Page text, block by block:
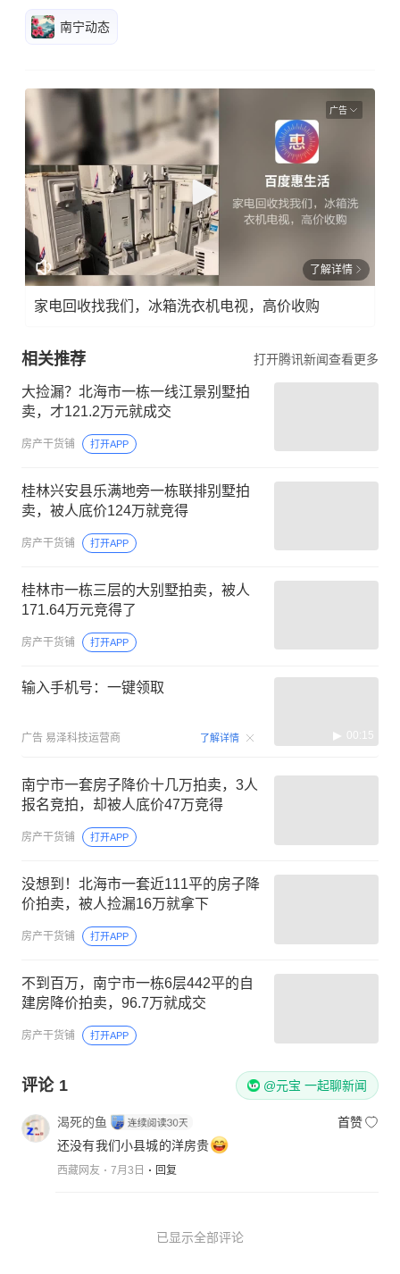
南宁动态
广告
了解详情
家电回收找我们，冰箱洗衣机电视，高价收购
相关推荐 打开腾讯新闻查看更多
大捡漏？北海市一栋一线江景别墅拍
卖，才121.2万元就成交
房产干货铺 打开APP
桂林兴安县乐满地旁一栋联排别墅拍
卖，被人底价124万就竞得
房产干货铺 打开APP
桂林市一栋三层的大别墅拍卖，被人
171.64万元竞得了
房产干货铺 打开APP
输入手机号：一键领取
广告 易泽科技运营商 了解详情 00:15
南宁市一套房子降价十几万拍卖，3人
报名竞拍，却被人底价47万竞得
房产干货铺 打开APP
没想到！北海市一套近111平的房子降
价拍卖，被人捡漏16万就拿下
房产干货铺 打开APP
不到百万，南宁市一栋6层442平的自
建房降价拍卖，96.7万就成交
房产干货铺 打开APP
评论 1 @元宝 一起聊新闻
渴死的鱼
首赞
还没有我们小县城的洋房贵
西藏网友 7月3日 回复
已显示全部评论